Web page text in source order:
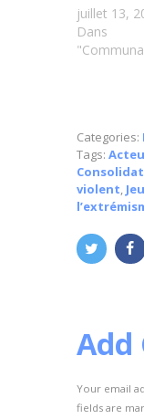
juillet 13,
Dans
Categories:
Tags:
violent,
Add
Your email
fields are